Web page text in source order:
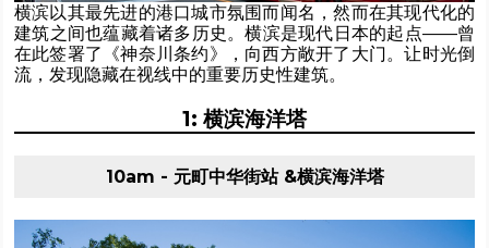
横滨以其最先进的港口城市氛围而闻名，然而在其现代化的
建筑之间也蕴藏着诸多历史。横滨是现代日本的起点——曾
在此签署了《神奈川条约》，向西方敞开了大门。让时光倒
流，发现隐藏在视线中的重要历史性建筑。
1: 横滨海洋塔
10am - 元町中华街站 &横滨海洋塔